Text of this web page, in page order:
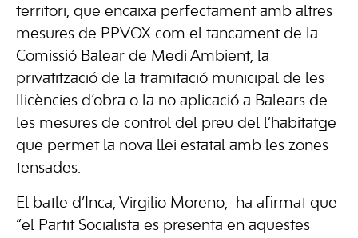
territori, que encaixa perfectament amb altres
mesures de PPVOX com el tancament de la
Comissió Balear de Medi Ambient, la
privatització de la tramitació municipal de les
llicències d’obra o la no aplicació a Balears de
les mesures de control del preu del l’habitatge
que permet la nova llei estatal amb les zones
tensades.
El batle d’Inca, Virgilio Moreno, ha afirmat que
“el Partit Socialista es presenta en aquestes